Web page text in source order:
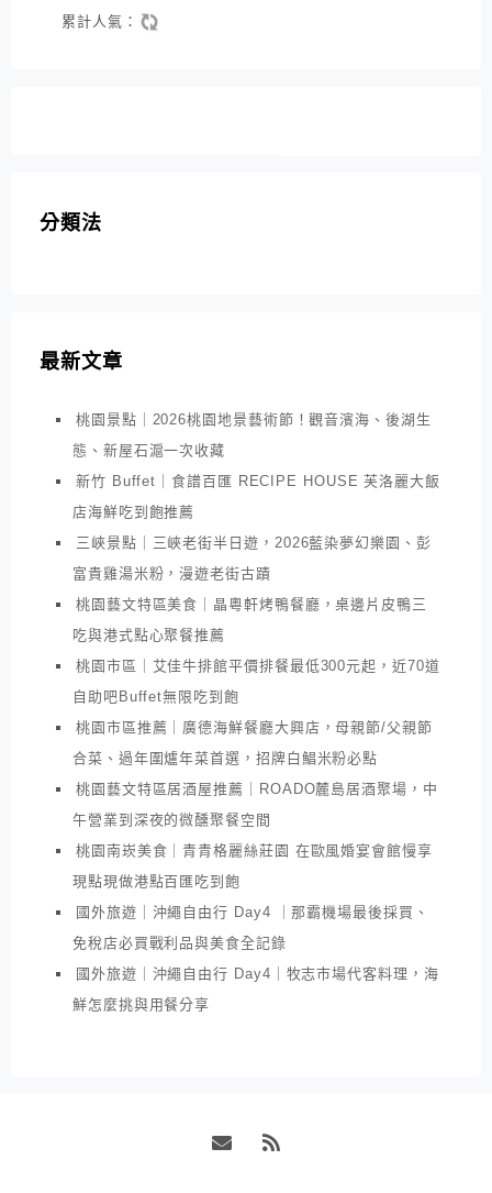
累計人氣：
分類法
最新文章
桃園景點｜2026桃園地景藝術節！觀音濱海、後湖生
態、新屋石滬一次收藏
新竹 Buffet｜食譜百匯 RECIPE HOUSE 芙洛麗大飯
店海鮮吃到飽推薦
三峽景點｜三峽老街半日遊，2026藍染夢幻樂園、彭
富貴雞湯米粉，漫遊老街古蹟
桃園藝文特區美食｜晶粵軒烤鴨餐廳，桌邊片皮鴨三
吃與港式點心聚餐推薦
桃園市區｜艾佳牛排館平價排餐最低300元起，近70道
自助吧Buffet無限吃到飽
桃園市區推薦｜廣德海鮮餐廳大興店，母親節/父親節
合菜、過年圍爐年菜首選，招牌白鯧米粉必點
桃園藝文特區居酒屋推薦｜ROADO麓島居酒聚場，中
午營業到深夜的微醺聚餐空間
桃園南崁美食｜青青格麗絲莊園 在歐風婚宴會館慢享
現點現做港點百匯吃到飽
國外旅遊｜沖繩自由行 Day4 ｜那霸機場最後採買、
免稅店必買戰利品與美食全記錄
國外旅遊｜沖繩自由行 Day4｜牧志市場代客料理，海
鮮怎麼挑與用餐分享